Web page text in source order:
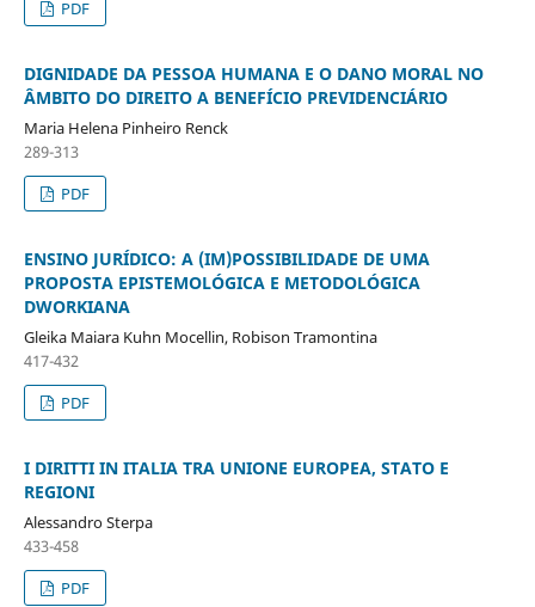
PDF
DIGNIDADE DA PESSOA HUMANA E O DANO MORAL NO
ÂMBITO DO DIREITO A BENEFÍCIO PREVIDENCIÁRIO
Maria Helena Pinheiro Renck
289-313
PDF
ENSINO JURÍDICO: A (IM)POSSIBILIDADE DE UMA
PROPOSTA EPISTEMOLÓGICA E METODOLÓGICA
DWORKIANA
Gleika Maiara Kuhn Mocellin, Robison Tramontina
417-432
PDF
I DIRITTI IN ITALIA TRA UNIONE EUROPEA, STATO E
REGIONI
Alessandro Sterpa
433-458
PDF